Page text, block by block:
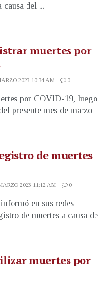
causa del ...
muertes por
2023 10:34 AM 0
por COVID-19, luego
presente mes de marzo
de muertes
2023 11:12 AM 0
en sus redes
de muertes a causa de
muertes por